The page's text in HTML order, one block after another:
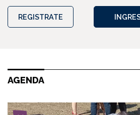
REGISTRATE
AGENDA
I